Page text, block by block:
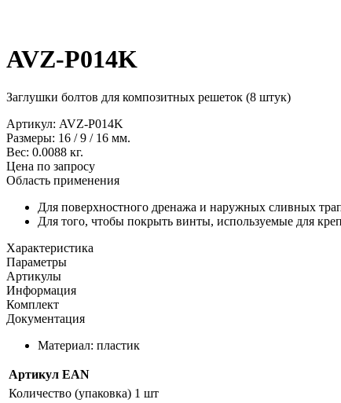
AVZ-P014K
Заглушки болтов для композитных решеток (8 штук)
Артикул: AVZ-P014K
Размеры: 16 /9 / 16 мм.
Вес: 0.0088 кг.
Цена по запросу
Область применения
Для поверхностного дренажа и наружных сливных
Для того, чтобы покрыть винты, используемые для
Характеристика
Параметры
Артикулы
Информация
Комплект
Документация
Материал: пластик
Артикул EAN
Количество (упаковка) 1 шт